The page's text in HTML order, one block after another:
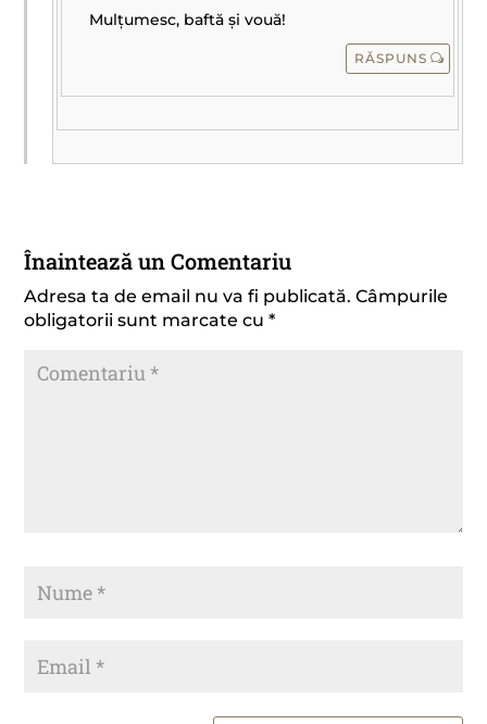
Mulțumesc, baftă și vouă!
RĂSPUNS
Înaintează un Comentariu
Adresa ta de email nu va fi publicată. Câmpurile
obligatorii sunt marcate cu*